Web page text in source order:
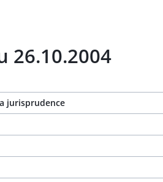
26.10.2004
jurisprudence